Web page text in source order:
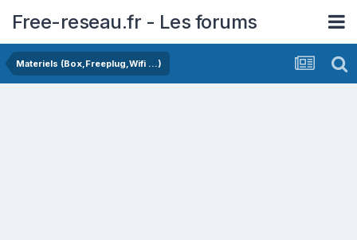
Free-reseau.fr - Les forums
Materiels (Box,Freeplug,Wifi ...)